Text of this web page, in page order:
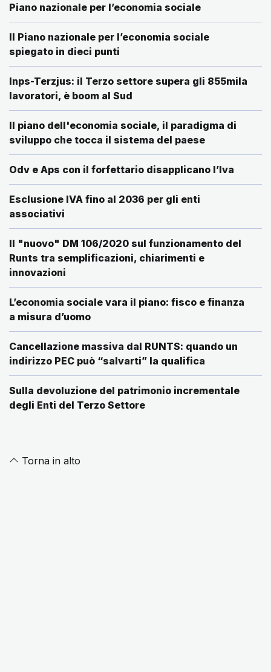
Piano nazionale per l’economia sociale
Il Piano nazionale per l’economia sociale
spiegato in dieci punti
Inps-Terzjus: il Terzo settore supera gli 855mila
lavoratori, è boom al Sud
Il piano dell'economia sociale, il paradigma di
sviluppo che tocca il sistema del paese
Odv e Aps con il forfettario disapplicano l’Iva
Esclusione IVA fino al 2036 per gli enti
associativi
Il "nuovo" DM 106/2020 sul funzionamento del
Runts tra semplificazioni, chiarimenti e
innovazioni
L’economia sociale vara il piano: fisco e finanza
a misura d’uomo
Cancellazione massiva dal RUNTS: quando un
indirizzo PEC può “salvarti” la qualifica
Sulla devoluzione del patrimonio incrementale
degli Enti del Terzo Settore
Torna in alto